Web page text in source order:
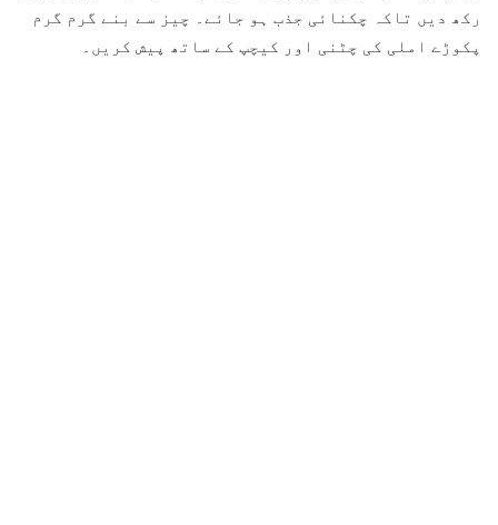
رکھ دیں تاکہ چکنائی جذب ہو جائے۔ چیز سے بنے گرم گرم
پکوڑے املی کی چٹنی اور کیچپ کے ساتھ پیش کریں۔